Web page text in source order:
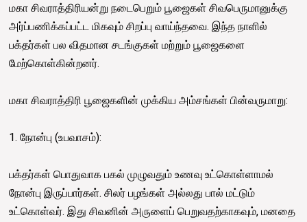
மகா சிவராத்திரியன்று நடைபெறும் பூஜைகள் சிவபெருமானுக்கு
அர்ப்பணிக்கப்பட்ட மிகவும் சிறப்பு வாய்ந்தவை. இந்த நாளில்
பக்தர்கள் பல விதமான சடங்குகள் மற்றும் பூஜைகளை
மேற்கொள்கின்றனர்.
மகா சிவராத்திரி பூஜைகளின் முக்கிய அம்சங்கள் பின்வருமாறு:
1. நோன்பு (உபவாசம்):
பக்தர்கள் பொதுவாக பகல் முழுவதும் உணவு உட்கொள்ளாமல்
நோன்பு இருப்பார்கள். சிலர் பழங்கள் அல்லது பால் மட்டும்
உட்கொள்வர். இது சிவனின் அருளைப் பெறுவதற்காகவும், மனதை